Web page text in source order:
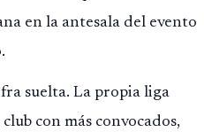
en la antesala del evento
suelta. La propia liga
con más convocados,